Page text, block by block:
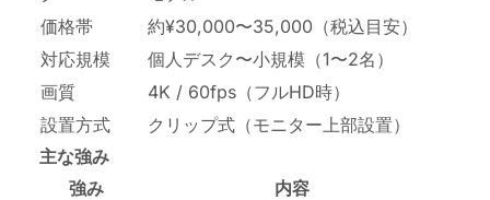
価格帯
約¥30,000〜35,000（税込目安）
対応規模
個人デスク〜小規模（1〜2名）
画質
4K / 60fps（フルHD時）
設置方式
クリップ式（モニター上部設置）
主な強み
強み
内容